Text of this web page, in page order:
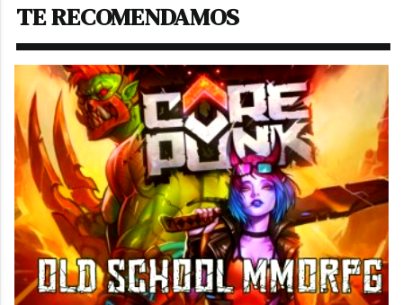
TE RECOMENDAMOS